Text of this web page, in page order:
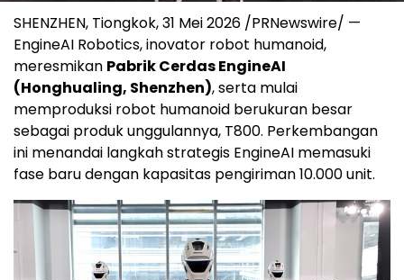
SHENZHEN, Tiongkok, 31 Mei 2026 /PRNewswire/ —
EngineAI Robotics, inovator robot humanoid,
meresmikan Pabrik Cerdas EngineAI
(Honghualing, Shenzhen), serta mulai
memproduksi robot humanoid berukuran besar
sebagai produk unggulannya, T800. Perkembangan
ini menandai langkah strategis EngineAI memasuki
fase baru dengan kapasitas pengiriman 10.000 unit.